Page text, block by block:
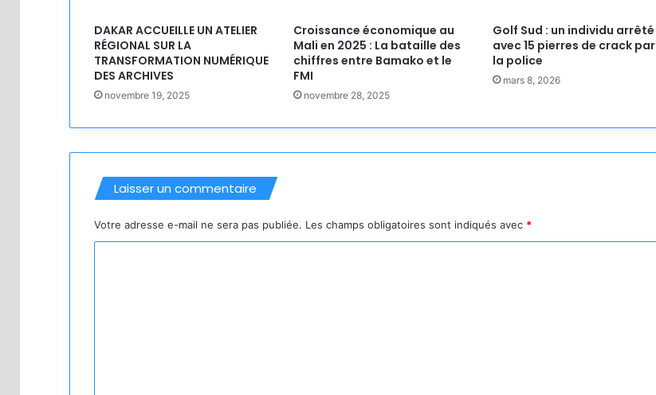
DAKAR ACCUEILLE UN ATELIER
RÉGIONAL SUR LA
TRANSFORMATION NUMÉRIQUE
DES ARCHIVES
novembre 19, 2025
Croissance économique au
Mali en 2025 : La bataille des
chiffres entre Bamako et le
FMI
novembre 28, 2025
Golf Sud : un individu arrêté
avec 15 pierres de crack par
la police
mars 8, 2026
Laisser un commentaire
Votre adresse e-mail ne sera pas publiée. Les champs obligatoires sont indiqués avec *